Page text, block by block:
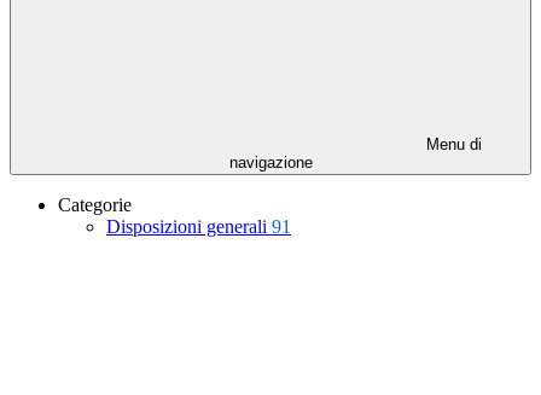
Menu di
navigazione
Categorie
Disposizioni generali 91